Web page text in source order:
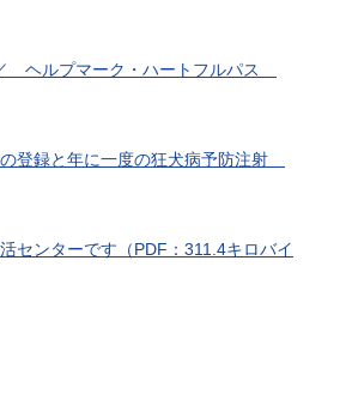
ヘルプマーク・ハートフルパス
録と年に一度の狂犬病予防注射
ンターです（PDF：311.4キロバイ